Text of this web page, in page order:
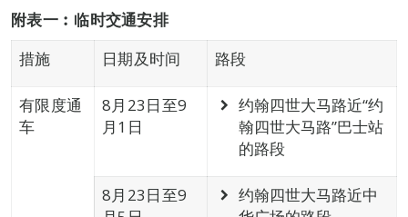
附表一︰临时交通安排
措施
日期及时间 路段
有限度通
车
8月23日至9
月1日
约翰四世大马路近“约
翰四世大马路”巴士站
的路段
8月23日至9
约翰四世大马路近中